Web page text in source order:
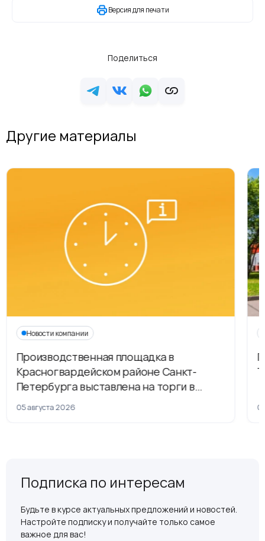
Версия для печати
Поделиться
Другие материалы
Новости компании
Производственная площадка в
Красногвардейском районе Санкт-
Петербурга выставлена на торги в
рамках приватизации
05 августа 2026
Подписка по интересам
Будьте в курсе актуальных предложений и новостей.
Настройте подписку и получайте только самое
важное для вас!